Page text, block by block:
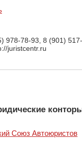
978-78-93, 8 (901)
juristcentr.ru
Союз Автоюристов